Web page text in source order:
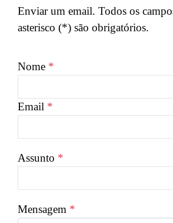
Enviar um email. Todos os
asterisco (*) são obrigatórios.
Nome *
Email *
Assunto *
Mensagem *